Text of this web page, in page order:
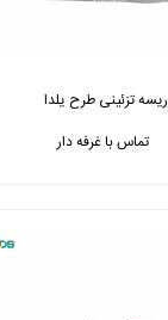
ریسه تزئینی طرح یلدا
تماس با غرفه دار